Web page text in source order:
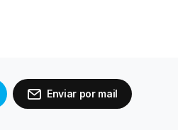
Enviar por mail